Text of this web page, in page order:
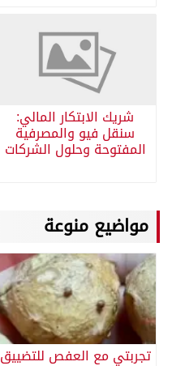
شريك الابتكار المالي:
سنقل فيو والمصرفية
المفتوحة وحلول الشركات
مواضيع منوعة
تجربتي مع العفص للتضييق